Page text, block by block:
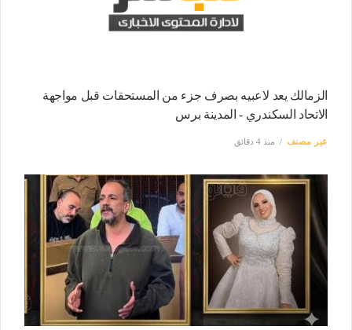
الزمالك يعد لاعبيه بصرف جزء من المستحقات قبل مواجهة
الاتحاد السكندري - المدينة برس
غير مصنف منذ 4 دقائق